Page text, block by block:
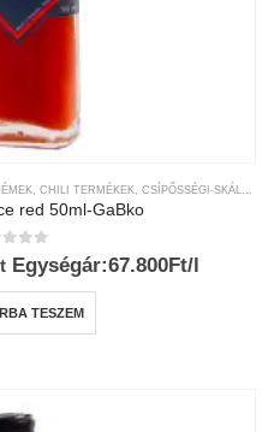
CHILI TERMÉKEK CSÍPŐSSÉGI-SKÁLA
red 50ml-GaBko
5-ből
Egységár:67.800Ft/l
TESZEM